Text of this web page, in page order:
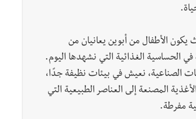
يكون الأطفال من أبوين يعانيان من
في الحساسية الغذائية التي نشهدها اليوم.
الصناعية، نعيش في بيئات نظيفة جدًا،
المصنعة إلى العناصر الطبيعية التي
مفرطة.